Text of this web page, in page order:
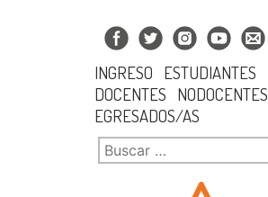
INGRESO
ESTUDIANTES
DOCENTES
NODOCENTES
EGRESADOS/AS